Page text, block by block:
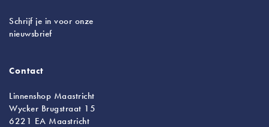
Schrijf je in voor onze
nieuwsbrief
Contact
Linnenshop Maastricht
Wycker Brugstraat 15
6221 EA Maastricht